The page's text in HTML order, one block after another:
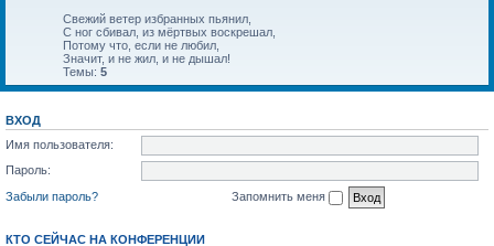
Свежий ветер избранных пьянил,
С ног сбивал, из мёртвых воскрешал,
Потому что, если не любил,
Значит, и не жил, и не дышал!
Темы: 5
ВХОД
Имя пользователя:
Пароль:
Забыли пароль?
Запомнить меня
КТО СЕЙЧАС НА КОНФЕРЕНЦИИ